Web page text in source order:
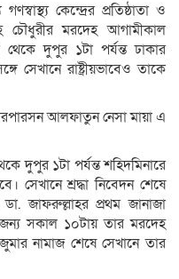
কেন্দ্রের প্রতিষ্ঠাতা ও
চৌধুরীর মরদেহ আগামীকাল
দুপুর ১টা পর্যন্ত ঢাকার
সেখানে রাষ্ট্রীয়ভাবেও তাকে
আলফাতুন নেসা মায়া এ
দুপুর ১টা পর্যন্ত শহিদমিনারে
সেখানে শ্রদ্ধা নিবেদন শেষে
জাফরুল্লাহর প্রথম জানাজা
জন্য সকাল ১০টায় তার মরদেহ
জুমার নামাজ শেষে সেখানে তার